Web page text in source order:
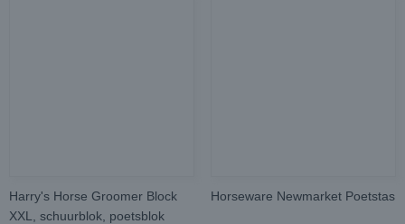
Harry's Horse Groomer Block
XXL, schuurblok, poetsblok
Horseware Newmarket Poetstas